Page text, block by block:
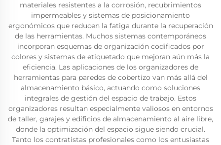
materiales resistentes a la corrosión, recubrimientos
impermeables y sistemas de posicionamiento
ergonómicos que reducen la fatiga durante la recuperación
de las herramientas. Muchos sistemas contemporáneos
incorporan esquemas de organización codificados por
colores y sistemas de etiquetado que mejoran aún más la
eficiencia. Las aplicaciones de los organizadores de
herramientas para paredes de cobertizo van más allá del
almacenamiento básico, actuando como soluciones
integrales de gestión del espacio de trabajo. Estos
organizadores resultan especialmente valiosos en entornos
de taller, garajes y edificios de almacenamiento al aire libre,
donde la optimización del espacio sigue siendo crucial.
Tanto los contratistas profesionales como los entusiastas